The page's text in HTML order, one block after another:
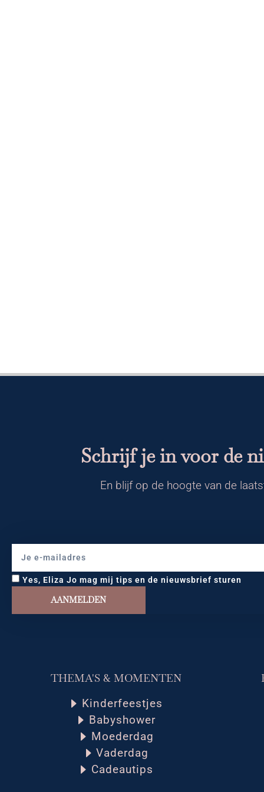
Schrijf je in voor de
En blijf op de hoogte van de
Yes, Eliza Jo mag mij tips en de nieuwsbrief sturen
AANMELDEN
THEMA'S & MOMENTEN
Kinderfeestjes
Babyshower
Moederdag
Vaderdag
Cadeautips